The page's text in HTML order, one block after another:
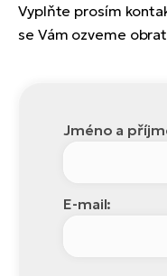
Vyplňte prosím
se Vám ozveme
Jméno a
E-mail: